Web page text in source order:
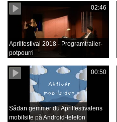
02:46
Aprilfestival 2018 - Programtrailer-
potpourri
00:50
Sådan gemmer du Aprilfestivalens
mobilsite på Android-telefon